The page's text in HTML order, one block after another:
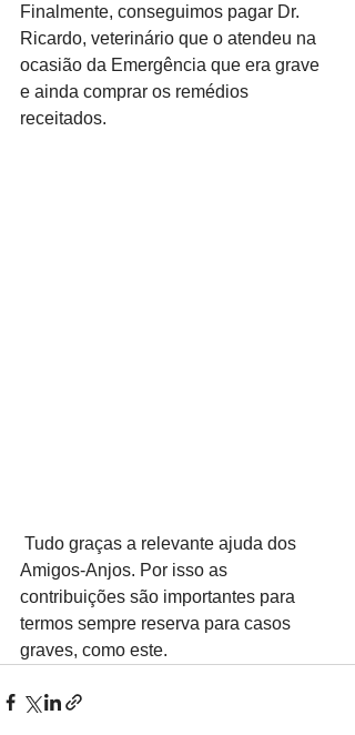
Finalmente, conseguimos pagar Dr.
Ricardo, veterinário que o atendeu na
ocasião da Emergência que era grave
e ainda comprar os remédios
receitados.
Amigos-Anjos. Por isso as
contribuições são importantes para
termos sempre reserva para casos
graves, como este.